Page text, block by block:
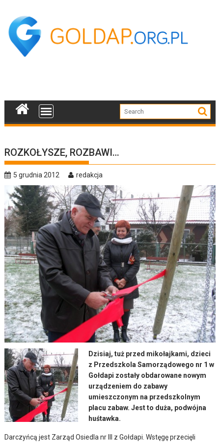
content
ROZKOŁYSZE, ROZBAWI…
5 grudnia 2012 redakcja
Dzisiaj, tuż przed mikołajkami, dzieci
z Przedszkola Samorządowego nr 1 w
Gołdapi zostały obdarowane nowym
urządzeniem do zabawy
umieszczonym na przedszkolnym
placu zabaw. Jest to duża, podwójna
huśtawka.
Darczyńcą jest Zarząd Osiedla nr III z Gołdapi. Wstęgę przecięli